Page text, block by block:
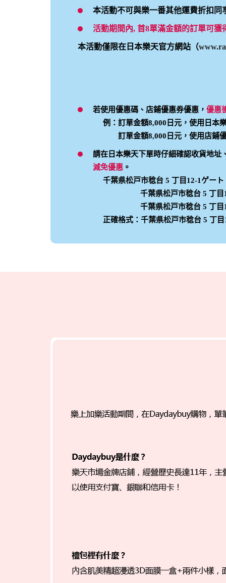
本活動不可與樂一番其他運費折扣同
活動期間內, 首8單滿金額的訂單可
本活動僅限在日本樂天官方網站（
若使用優惠碼、店鋪優惠券優惠， 優惠
例：訂單金額8,000日元，使用日本
訂單金額8,000日元，使用店鋪
請在日本樂天下單時仔細確認收貨地址
減免優惠 。
千葉県松戸市稔台 5 丁目12-1ゲー
千葉県松戸市稔台 5 丁
千葉県松戸市稔台 5 丁
正確格式：千葉県松戸市稔台 5 丁